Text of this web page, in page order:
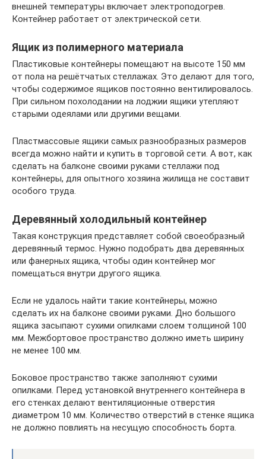
внешней температуры включает электроподогрев.
Контейнер работает от электрической сети.
Ящик из полимерного материала
Пластиковые контейнеры помещают на высоте 150 мм
от пола на решётчатых стеллажах. Это делают для того,
чтобы содержимое ящиков постоянно вентилировалось.
При сильном похолодании на лоджии ящики утепляют
старыми одеялами или другими вещами.
Пластмассовые ящики самых разнообразных размеров
всегда можно найти и купить в торговой сети. А вот, как
сделать на балконе своими руками стеллажи под
контейнеры, для опытного хозяина жилища не составит
особого труда.
Деревянный холодильный контейнер
Такая конструкция представляет собой своеобразный
деревянный термос. Нужно подобрать два деревянных
или фанерных ящика, чтобы один контейнер мог
помещаться внутри другого ящика.
Если не удалось найти такие контейнеры, можно
сделать их на балконе своими руками. Дно большого
ящика засыпают сухими опилками слоем толщиной 100
мм. Межбортовое пространство должно иметь ширину
не менее 100 мм.
Боковое пространство также заполняют сухими
опилками. Перед установкой внутреннего контейнера в
его стенках делают вентиляционные отверстия
диаметром 10 мм. Количество отверстий в стенке ящика
не должно повлиять на несущую способность борта.